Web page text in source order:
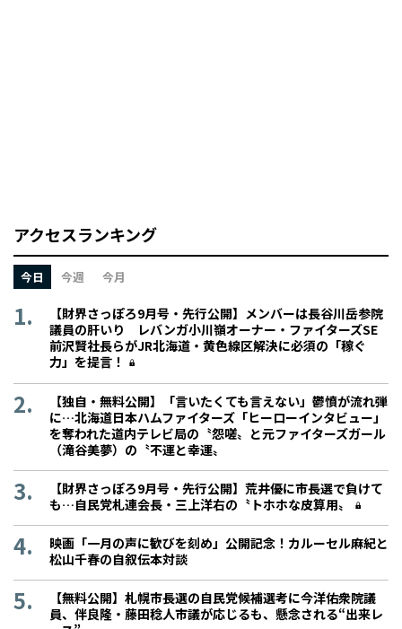
アクセスランキング
今日 今週 今月
【財界さっぽろ9月号・先行公開】メンバーは長谷川岳参院
議員の肝いり レバンガ小川嶺オーナー・ファイターズSE
前沢賢社長らがJR北海道・黄色線区解決に必須の「稼ぐ
力」を提言！
【独自・無料公開】「言いたくても言えない」鬱憤が流れ弾
に…北海道日本ハムファイターズ「ヒーローインタビュー」
を奪われた道内テレビ局の〝怨嗟〟と元ファイターズガール
（滝谷美夢）の〝不運と幸運〟
【財界さっぽろ9月号・先行公開】荒井優に市長選で負けて
も…自民党札連会長・三上洋右の〝トホホな皮算用〟
映画「一月の声に歓びを刻め」公開記念！カルーセル麻紀と
松山千春の自叙伝本対談
【無料公開】札幌市長選の自民党候補選考に今洋佑衆院議
員、伴良隆・藤田稔人市議が応じるも、懸念される“出来レ